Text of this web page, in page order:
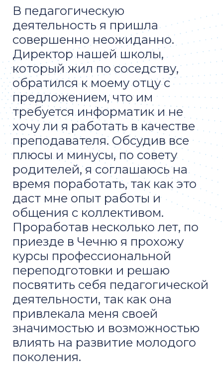
В педагогическую
деятельность я пришла
совершенно неожиданно.
Директор нашей школы,
который жил по соседству,
обратился к моему отцу с
предложением, что им
требуется информатик и не
хочу ли я работать в качестве
преподавателя. Обсудив все
плюсы и минусы, по совету
родителей, я соглашаюсь на
время поработать, так как это
даст мне опыт работы и
общения с коллективом.
Проработав несколько лет, по
приезде в Чечню я прохожу
курсы профессиональной
переподготовки и решаю
посвятить себя педагогической
деятельности, так как она
привлекала меня своей
значимостью и возможностью
влиять на развитие молодого
поколения.